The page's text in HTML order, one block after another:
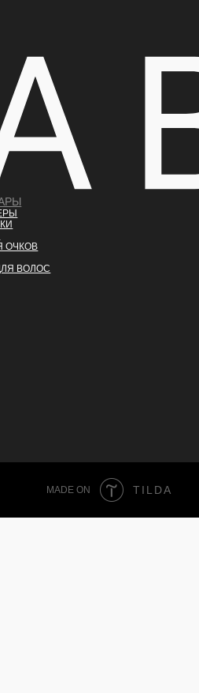
ОЧКОВ
ВОЛОС
MADE ON TILDA